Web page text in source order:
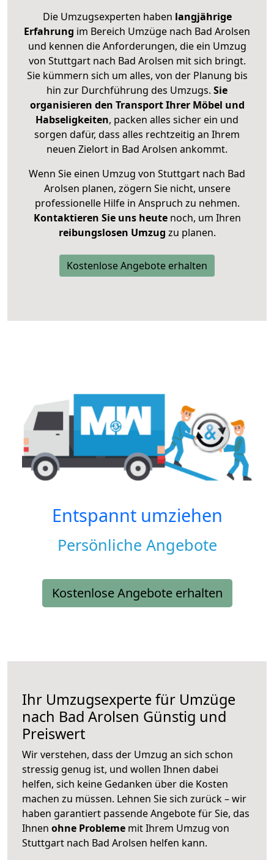
Die Umzugsexperten haben langjährige
Erfahrung im Bereich Umzüge nach Bad Arolsen
und kennen die Anforderungen, die ein Umzug
von Stuttgart nach Bad Arolsen mit sich bringt.
Sie kümmern sich um alles, von der Planung bis
hin zur Durchführung des Umzugs. Sie
organisieren den Transport Ihrer Möbel und
Habseligkeiten, packen alles sicher ein und
sorgen dafür, dass alles rechtzeitig an Ihrem
neuen Zielort in Bad Arolsen ankommt.
Wenn Sie einen Umzug von Stuttgart nach Bad
Arolsen planen, zögern Sie nicht, unsere
professionelle Hilfe in Anspruch zu nehmen.
Kontaktieren Sie uns heutenoch, um Ihren
reibungslosen Umzug zu planen.
Kostenlose Angebote erhalten
Entspannt umziehen
Persönliche Angebote
Kostenlose Angebote erhalten
Ihr Umzugsexperte für Umzüge
nach Bad Arolsen Günstig und
Preiswert
Wir verstehen, dass der Umzug an sich schon
stressig genug ist, und wollen Ihnen dabei
helfen, sich keine Gedanken über die Kosten
machen zu müssen. Lehnen Sie sich zurück – wir
haben garantiert passende Angebote für Sie, das
Ihnen ohne Probleme mit Ihrem Umzug von
Stuttgart nach Bad Arolsen helfen kann.